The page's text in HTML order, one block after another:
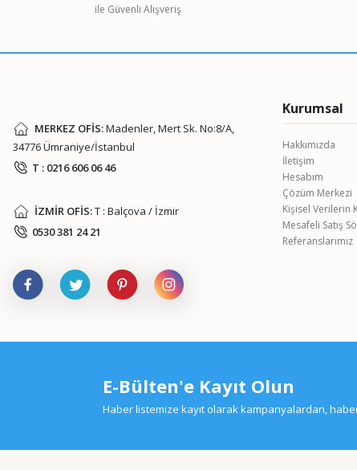
Ürün bilgilerinde hatalar bulunuyor.
ile Güvenli Alışveriş
MERKEZ OFİS:Madenler, Mert Sk. No:8/A,
34776 Ümraniye/İstanbul
T : 0216 606 06 46
İZMİR OFİS:T : Balçova / İzmir
0530 381 24 21
Kurumsal
Hakkımızda
İletişim
Hesabım
Çözüm Merkezi
Kişisel Verilerin
Mesafeli Satış
Referanslarımız
E-Bülten'e Kayıt Olun
Haber listemize kayıt olarak kampanyalardan,